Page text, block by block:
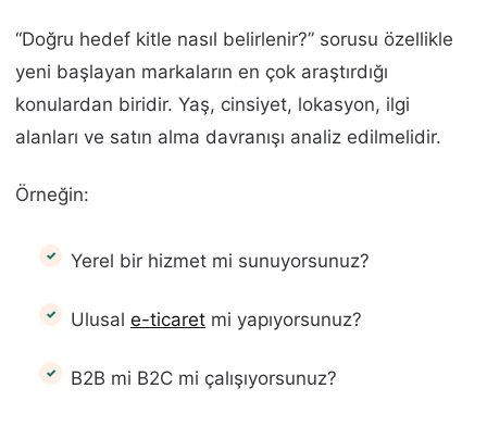
“Doğru hedef kitle nasıl belirlenir?” sorusu özellikle
yeni başlayan markaların en çok araştırdığı
konulardan biridir. Yaş, cinsiyet, lokasyon, ilgi
alanları ve satın alma davranışı analiz edilmelidir.
Örneğin:
Yerel bir hizmet mi sunuyorsunuz?
Ulusal e-ticaret mi yapıyorsunuz?
B2B mi B2C mi çalışıyorsunuz?